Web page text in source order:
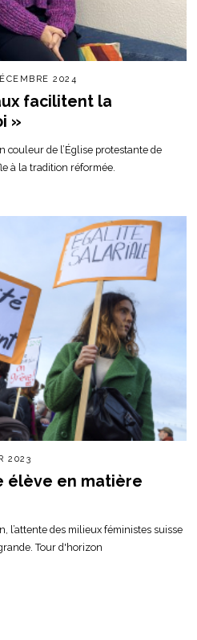
2024
facilitent la
»
couleur de l’Église protestante de
à la tradition réformée.
2023
élève en matière
l’attente des milieux féministes suisse
Tour d'horizon